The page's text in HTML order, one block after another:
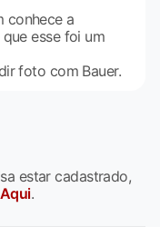
conhece a
esse foi um
foto com Bauer.
estar cadastrado,
Aqui.